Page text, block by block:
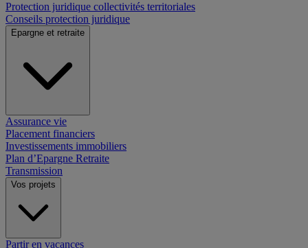
Protection juridique collectivités territoriales
Conseils protection juridique
Epargne et retraite
Assurance vie
Placement financiers
Investissements immobiliers
Plan d’Epargne Retraite
Transmission
Vos projets
Partir en vacances